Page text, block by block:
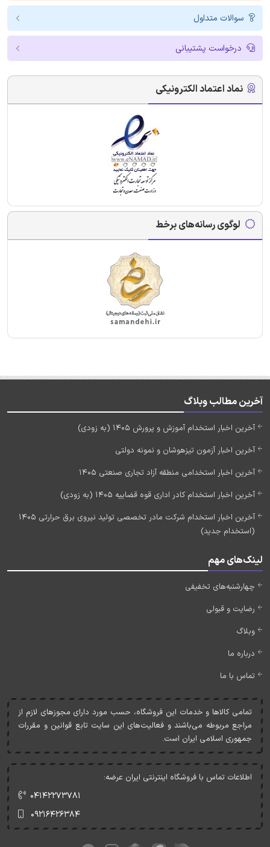
سوالات متداول
درخواست پشتیبانی
نماد اعتماد الکترونیکی
لوگوی رسانه‌های برخط
آخرین مطالب وبلاگ
آخرین اخبار استخدام آموزش و پرورش 1405 (به زودی)
آخرین اخبار آزمون تیزهوشان و نمونه دولتی
آخرین اخبار استخدامی منطقه آزاد تجاری صنعتی 1405
آخرین اخبار استخدام کادر اداری قوه قضاییه 1405 (به زودی)
آخرین اخبار استخدام شرکت مادر تخصصی تولید نیروی برق حرارتی 1405
(استخدام جدید)
لینک‌های مهم
چهارشنبه‌های تخفیفی
رضایت و قبولی
وبلاگ
درباره ما
تماس با ما
تمامی کالاها و خدمات اين فروشگاه، حسب مورد دارای مجوزهای لازم از
مراجع مربوطه می‌باشند و فعاليت‌های اين سايت تابع قوانين و مقررات
جمهوری اسلامی ايران است.
اطلاعات تماس با فروشگاه اینترنتی ایران عرضه:
۰۴۱۴۲۲۷۳۷۸۱
۰۹۲۱۶۴۲۶۳۸۴